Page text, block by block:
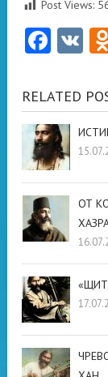
Post Views:
VK
RELATED
ОТ